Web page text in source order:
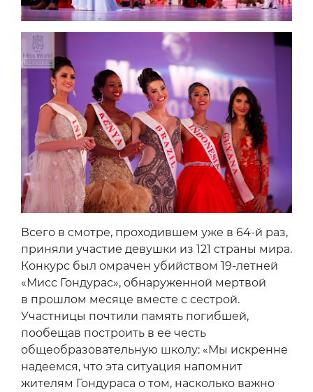
Всего в смотре, проходившем уже в 64-й раз,
приняли участие девушки из 121 страны мира.
Конкурс был омрачен убийством 19-летней
«Мисс Гондурас», обнаруженной мертвой
в прошлом месяце вместе с сестрой.
Участницы почтили память погибшей,
пообещав построить в ее честь
общеобразовательную школу: «Мы искренне
надеемся, что эта ситуация напомнит
жителям Гондураса о том, насколько важно